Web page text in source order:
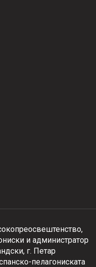
и администратор
г. Петар
пелагониската